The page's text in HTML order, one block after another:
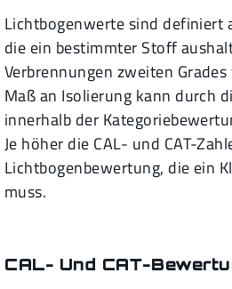
Lichtbogenwerte sind definiert
die ein bestimmter Stoff
Verbrennungen zweiten
Maß an Isolierung kann durch
innerhalb der
Je höher die CAL- und CAT-
Lichtbogenbewertung, die ein
muss.
CAL- Und CAT-